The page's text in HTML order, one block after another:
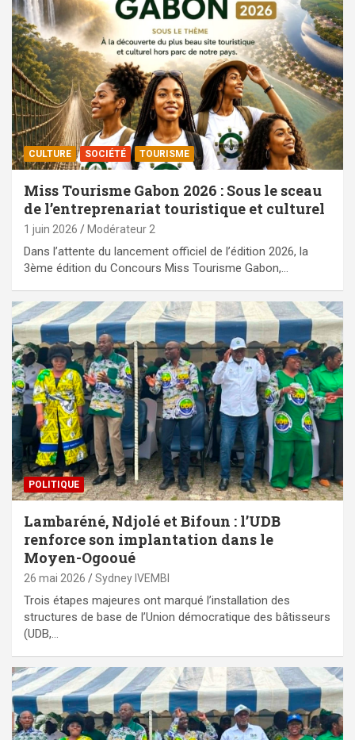
CULTURE SOCIÉTÉ TOURISME
Miss Tourisme Gabon 2026 : Sous le sceau
de l’entreprenariat touristique et culturel
1 juin 2026 Modérateur 2
Dans l’attente du lancement officiel de l’édition 2026, la
3ème édition du Concours Miss Tourisme Gabon,…
POLITIQUE
Lambaréné, Ndjolé et Bifoun : l’UDB
renforce son implantation dans le
Moyen-Ogooué
26 mai 2026 Sydney IVEMBI
Trois étapes majeures ont marqué l’installation des
structures de base de l’Union démocratique des bâtisseurs
(UDB,…